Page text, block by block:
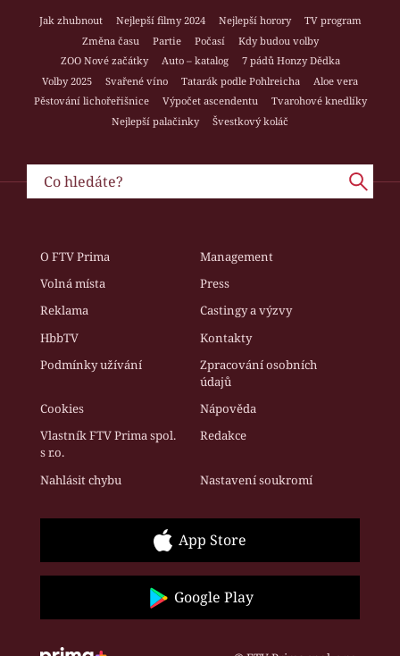
Jak zhubnout Nejlepší filmy 2024 Nejlepší horory
TV program
Změna času
Partie Počasí
Kdy budou volby
ZOO Nové začátky
Auto – katalog
7 pádů Honzy Dědka
Volby 2025
Svařené víno Tatarák podle Pohlreicha
Aloe vera
Pěstování lichořeřišnice
Výpočet ascendentu
Tvarohové knedlíky
Nejlepší palačinky
Švestkový koláč
O FTV Prima
Management
Volná místa
Press
Reklama
Castingy a výzvy
HbbTV
Kontakty
Podmínky užívání
Zpracování osobních
údajů
Cookies
Nápověda
Vlastník FTV Prima spol.
s r.o.
Redakce
Nahlásit chybu Nastavení soukromí
App Store
Google Play